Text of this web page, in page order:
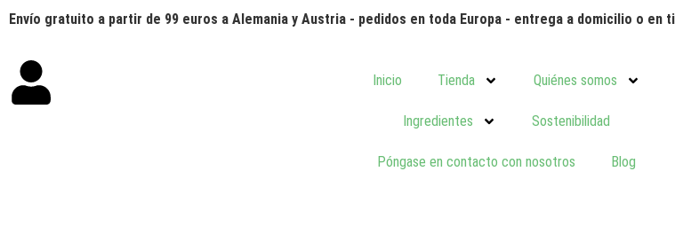
Envío gratuito a partir de 99 euros a Alemania y Austria - pedidos en toda Europa - entrega a domicilio o en
Inicio Tienda Quiénes somos
Ingredientes Sostenibilidad
Póngase en contacto con nosotros Blog